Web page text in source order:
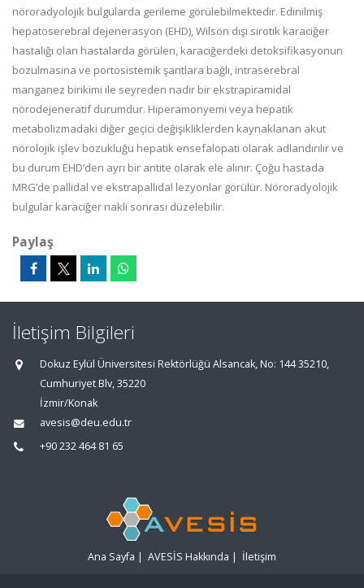
nöroradyolojik bulgularda gerileme görülebilmektedir. Edinilmiş
hepatoserebral dejenerasyon (EHD), Wilson dışı sirotik karaciğer
hastalığı olan hastalarda görülen, karaciğerdeki detoksifikasyonun
bozulmasına ve portosistemik şantlara bağlı, intraserebral
manganez birikimi ile seyreden nadir bir ekstrapiramidal
nörodejeneratif durumdur. Hiperamonyemi veya hepatik
metabolizmadaki diğer geçici değişikliklerden kaynaklanan akut
nörolojik işlev bozukluğu hepatik ensefalopati olarak adlandırılır ve
bu durum EHD’den ayrı bir antite olarak ele alınır. Çoğu hastada
MRG’de pallidal ve ekstrapallidal lezyonlar görülür. Nöroradyolojik
bulgular karaciğer nakli sonrası düzelebilir.
Paylaş
İletişim Bilgileri
Dokuz Eylül Üniversitesi Rektörlüğü Alsancak, No: 144 35210,
Cumhuriyet Blv, 35220
İzmir/Konak
avesis@deu.edu.tr
+90 232 464 81 65
Ana Sayfa | AVESİS Hakkında | İletişim